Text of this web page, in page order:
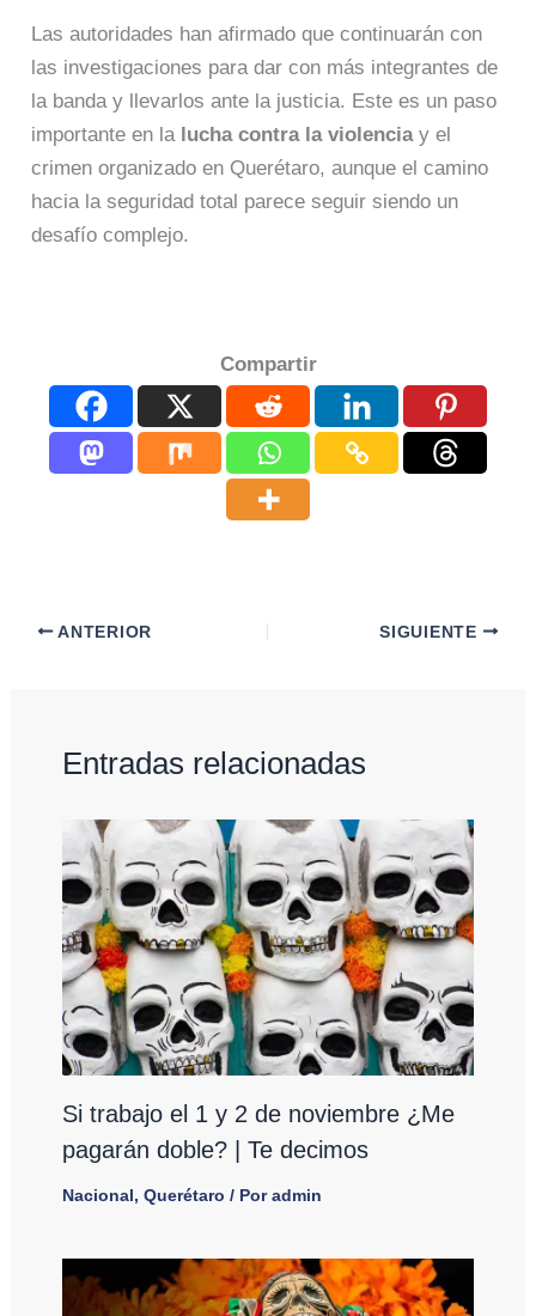
Las autoridades han afirmado que continuarán con
las investigaciones para dar con más integrantes de
la banda y llevarlos ante la justicia. Este es un paso
importante en la lucha contra la violenciay el
crimen organizado en Querétaro, aunque el camino
hacia la seguridad total parece seguir siendo un
desafío complejo.
Compartir
ANTERIOR SIGUIENTE
Entradas relacionadas
Si trabajo el 1 y 2 de noviembre ¿Me
pagarán doble? | Te decimos
Nacional, Querétaro / Poradmin